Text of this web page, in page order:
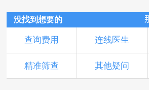
没找到想要的
查询费用 连线医生
精准筛查 其他疑问